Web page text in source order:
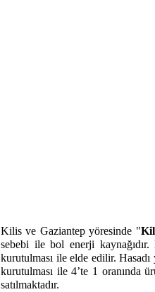
Kilis ve Gaziantep yöresinde "
sebebi ile bol enerji
kurutulması ile elde edilir.
kurutulması ile 4’te 1 oranında
satılmaktadır.